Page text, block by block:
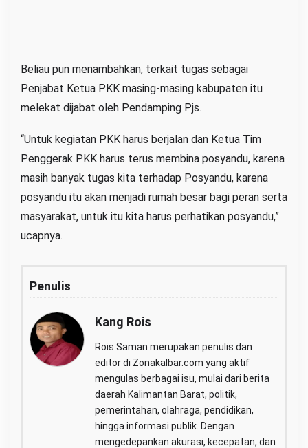
Beliau pun menambahkan, terkait tugas sebagai
Penjabat Ketua PKK masing-masing kabupaten itu
melekat dijabat oleh Pendamping Pjs.
“Untuk kegiatan PKK harus berjalan dan Ketua Tim
Penggerak PKK harus terus membina posyandu, karena
masih banyak tugas kita terhadap Posyandu, karena
posyandu itu akan menjadi rumah besar bagi peran serta
masyarakat, untuk itu kita harus perhatikan posyandu,”
ucapnya.
Penulis
Kang Rois
Rois Saman merupakan penulis dan
editor di Zonakalbar.com yang aktif
mengulas berbagai isu, mulai dari berita
daerah Kalimantan Barat, politik,
pemerintahan, olahraga, pendidikan,
hingga informasi publik. Dengan
mengedepankan akurasi, kecepatan, dan